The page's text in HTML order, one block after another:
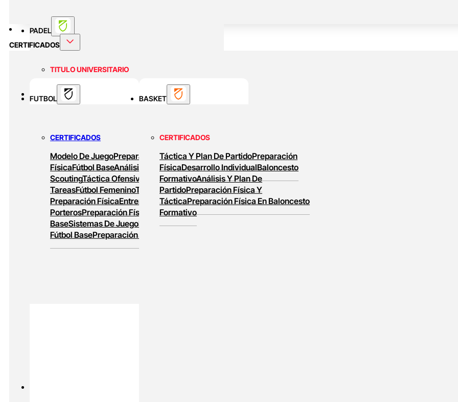
PADEL
TITULO UNIVERSITARIO
Curso Universitario Técnico En Padel De
Alto Rendimiento
BASKET
MASTERS ONLINE
Baloncesto Formativo
Preparación Física
En BaloncestoBaloncesto De Alto
Rendimiento
CERTIFICADOS
FUTBOL
CERTIFICADOS
Modelo De JuegoPreparación
FísicaFútbol BaseAnálisis Y
ScoutingTáctica Ofensiva
Diseño De
TareasFútbol FemeninoTareas De
Preparación FísicaEntrenamiento De
PorterosPreparación Física En Fútbol
BaseSistemas De JuegoEntrenamiento En
Fútbol BasePreparación Física Y Táctica
BASKET
CERTIFICADOS
Táctica Y Plan De PartidoPreparación
FísicaDesarrollo IndividualBaloncesto
FormativoAnálisis Y Plan De
PartidoPreparación Física Y
TácticaPreparación Física En Baloncesto
Formativo